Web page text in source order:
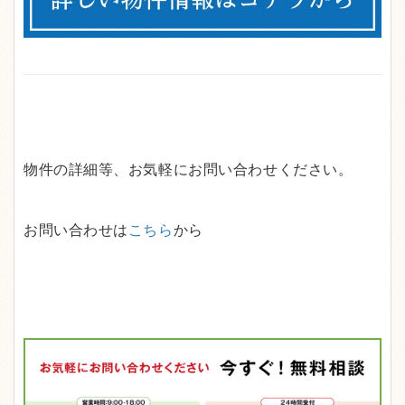
物件の詳細等、お気軽にお問い合わせください。
お問い合わせはこちらから